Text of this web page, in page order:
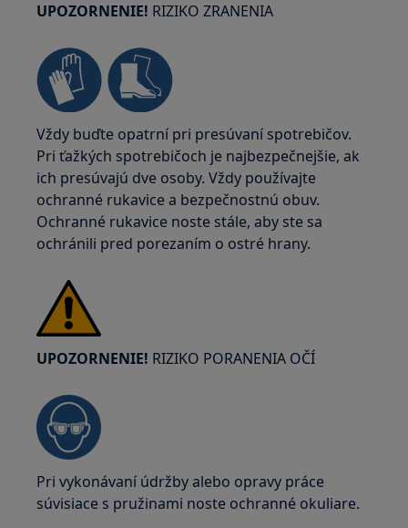
UPOZORNENIE! RIZIKO ZRANENIA
Vždy buďte opatrní pri presúvaní spotrebičov.
Pri ťažkých spotrebičoch je najbezpečnejšie, ak
ich presúvajú dve osoby. Vždy používajte
ochranné rukavice a bezpečnostnú obuv.
Ochranné rukavice noste stále, aby ste sa
ochránili pred porezaním o ostré hrany.
UPOZORNENIE! RIZIKO PORANENIA OČÍ
Pri vykonávaní údržby alebo opravy práce
súvisiace s pružinami noste ochranné okuliare.